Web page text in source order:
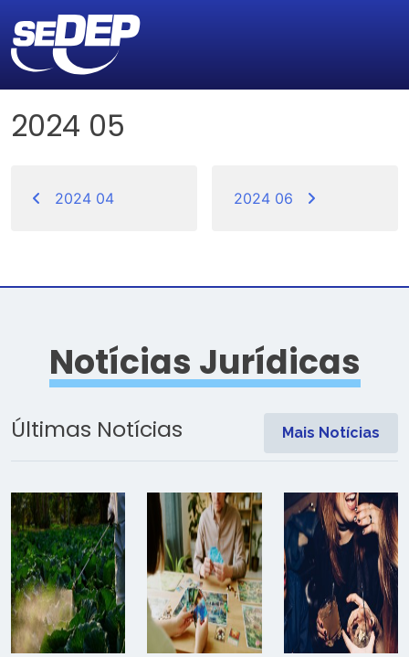
2024 05
de
2024 04 2024 06
Notícias Jurídicas
Últimas Notícias Mais Notícias